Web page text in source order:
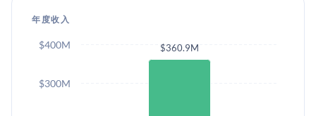
年度收入
$360.9M
$300M
$400M